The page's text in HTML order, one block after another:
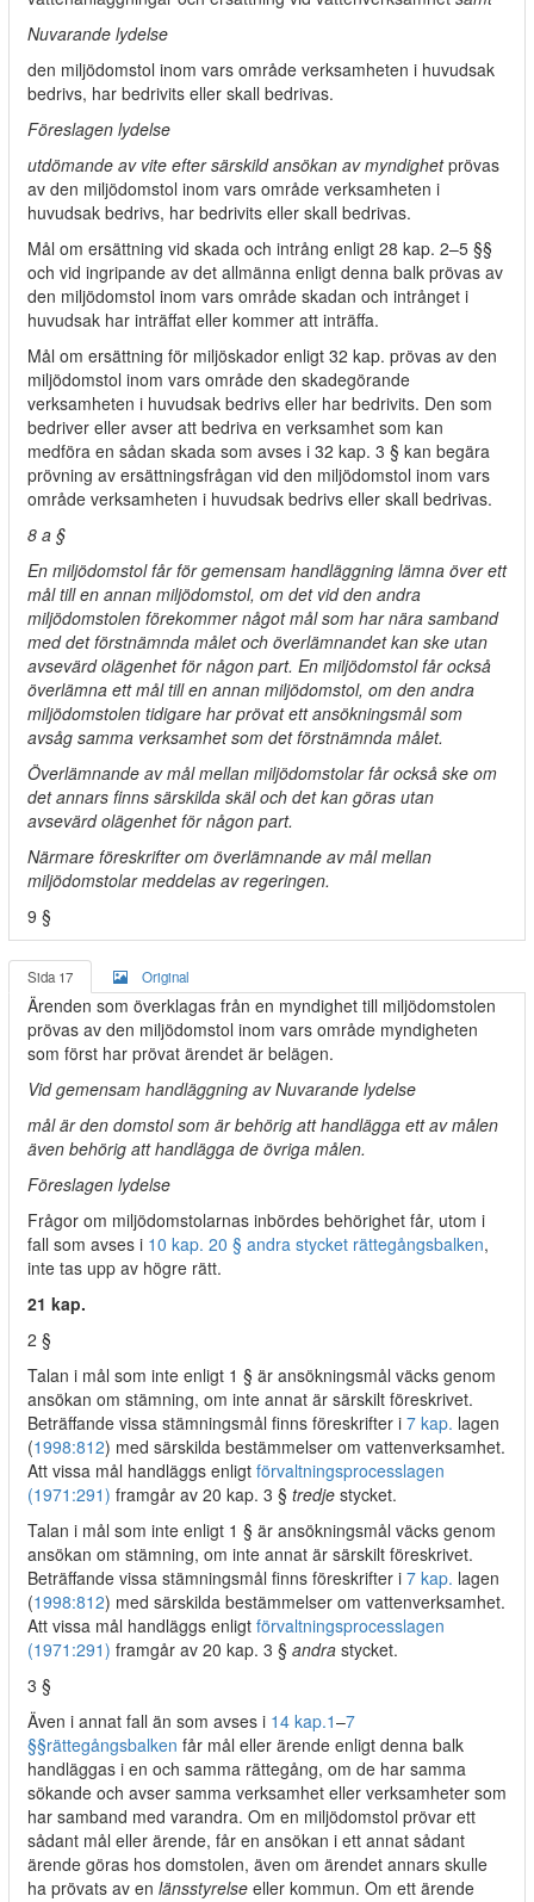
Nuvarande lydelse
den miljödomstol inom vars område verksamheten i huvudsak
bedrivs, har bedrivits eller skall bedrivas.
Föreslagen lydelse
utdömande av vite efter särskild ansökan av myndighetprövas
av den miljödomstol inom vars område verksamheten i
huvudsak bedrivs, har bedrivits eller skall bedrivas.
Mål om ersättning vid skada och intrång enligt 28 kap. 2–5 §§
och vid ingripande av det allmänna enligt denna balk prövas av
den miljödomstol inom vars område skadan och intrånget i
huvudsak har inträffat eller kommer att inträffa.
Mål om ersättning för miljöskador enligt 32 kap. prövas av den
miljödomstol inom vars område den skadegörande
verksamheten i huvudsak bedrivs eller har bedrivits. Den som
bedriver eller avser att bedriva en verksamhet som kan
medföra en sådan skada som avses i 32 kap. 3 § kan begära
prövning av ersättningsfrågan vid den miljödomstol inom vars
område verksamheten i huvudsak bedrivs eller skall bedrivas.
8 a §
En miljödomstol får för gemensam handläggning lämna över ett
mål till en annan miljödomstol, om det vid den andra
miljödomstolen förekommer något mål som har nära samband
med det förstnämnda målet och överlämnandet kan ske utan
avsevärd olägenhet för någon part. En miljödomstol får också
överlämna ett mål till en annan miljödomstol, om den andra
miljödomstolen tidigare har prövat ett ansökningsmål som
avsåg samma verksamhet som det förstnämnda målet.
Överlämnande av mål mellan miljödomstolar får också ske om
det annars finns särskilda skäl och det kan göras utan
avsevärd olägenhet för någon part.
Närmare föreskrifter om överlämnande av mål mellan
miljödomstolar meddelas av regeringen.
9 §
Sida 17 Original
Ärenden som överklagas från en myndighet till miljödomstolen
prövas av den miljödomstol inom vars område myndigheten
som först har prövat ärendet är belägen.
Vid gemensam handläggning av Nuvarande lydelse
mål är den domstol som är behörig att handlägga ett av målen
även behörig att handlägga de övriga målen.
Föreslagen lydelse
Frågor om miljödomstolarnas inbördes behörighet får, utom i
fall som avses i 10 kap. 20 § andra stycket rättegångsbalken,
inte tas upp av högre rätt.
21 kap.
2 §
Talan i mål som inte enligt 1 § är ansökningsmål väcks genom
ansökan om stämning, om inte annat är särskilt föreskrivet.
Beträffande vissa stämningsmål finns föreskrifter i 7 kap. lagen
(1998:812) med särskilda bestämmelser om vattenverksamhet.
Att vissa mål handläggs enligt förvaltningsprocesslagen
(1971:291) framgår av 20 kap. 3 § tredje stycket.
Talan i mål som inte enligt 1 § är ansökningsmål väcks genom
ansökan om stämning, om inte annat är särskilt föreskrivet.
Beträffande vissa stämningsmål finns föreskrifter i 7 kap. lagen
(1998:812) med särskilda bestämmelser om vattenverksamhet.
Att vissa mål handläggs enligt förvaltningsprocesslagen
(1971:291) framgår av 20 kap. 3 § andra stycket.
3 §
Även i annat fall än som avses i 14 kap.1–7
§§rättegångsbalken får mål eller ärende enligt denna balk
handläggas i en och samma rättegång, om de har samma
sökande och avser samma verksamhet eller verksamheter som
har samband med varandra. Om en miljödomstol prövar ett
sådant mål eller ärende, får en ansökan i ett annat sådant
ärende göras hos domstolen, även om ärendet annars skulle
ha prövats av en länsstyrelse eller kommun. Om ett ärende